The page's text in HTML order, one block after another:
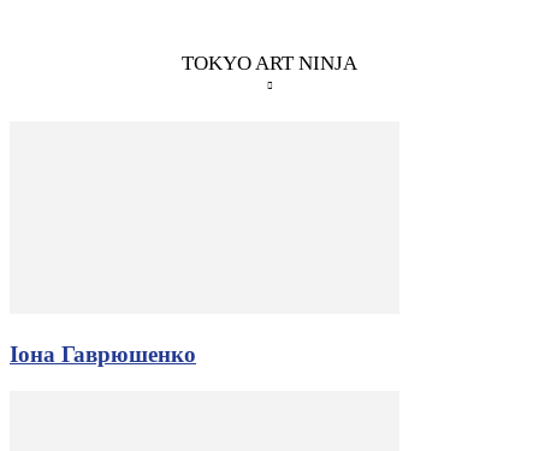
TOKYO ART NINJA
Іона Гаврюшенко